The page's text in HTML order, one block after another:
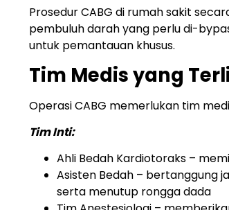
Prosedur CABG di rumah sakit
pembuluh darah yang perlu di-
untuk pemantauan khusus.
Tim Medis yang
Operasi CABG memerlukan tim
Tim Inti:
Ahli Bedah Kardiotoraks –
Asisten Bedah – bertanggung
serta menutup rongga dada